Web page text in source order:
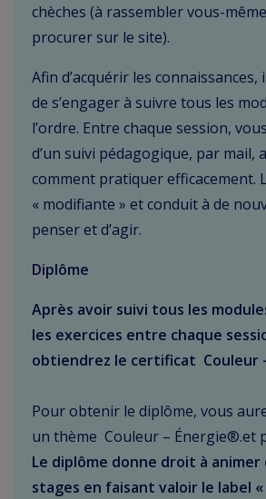
chèches (à rassembler vous-
procurer sur le site).
Afin d’acquérir les connaissances,
de s’engager à suivre tous les
l’ordre. Entre chaque session,
d’un suivi pédagogique, par mail,
comment pratiquer efficacement.
« modifiante » et conduit à de
penser et d’agir.
Diplôme
Après avoir suivi tous les
les exercices entre chaque
obtiendrez le certificat Couleur
Pour obtenir le diplôme, vous
un thème Couleur – Énergie®.et
Le diplôme donne droit à
stages en faisant valoir le label